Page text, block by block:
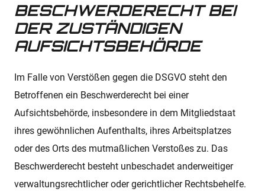
BESCHWERDE­RECHT BEI
DER ZUSTÄNDIGEN
AUFSICHTS­BEHÖRDE
Im Falle von Verstößen gegen die DSGVO steht den
Betroffenen ein Beschwerderecht bei einer
Aufsichtsbehörde, insbesondere in dem Mitgliedstaat
ihres gewöhnlichen Aufenthalts, ihres Arbeitsplatzes
oder des Orts des mutmaßlichen Verstoßes zu. Das
Beschwerderecht besteht unbeschadet anderweitiger
verwaltungsrechtlicher oder gerichtlicher Rechtsbehelfe.